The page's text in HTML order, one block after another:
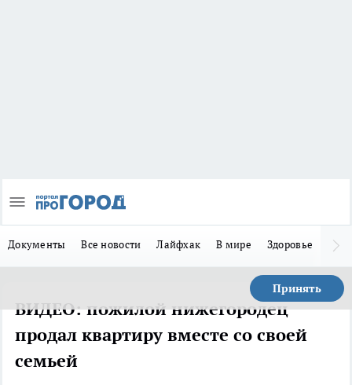
Документы Все новости Лайфхак В мире Здоровье
Принять
ВИДЕО: пожилой нижегородец
продал квартиру вместе со своей
семьей